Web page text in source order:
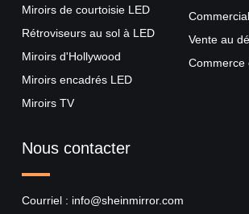
Miroirs de courtoisie LED
Rétroviseurs au sol à LED
Miroirs d'Hollywood
Miroirs encadrés LED
Miroirs TV
Commercial
Vente au
Commerce
Nous contacter
Courriel : info@sheinmirror.com